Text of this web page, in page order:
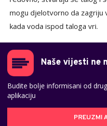
mogu djelotvorno da zagriju
kada voda ispod taloga vri.
Naše vijesti ne
Budite bolje informisani od
aplikaciju
PREUZMI